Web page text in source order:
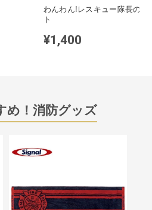
わんわん!レスキュー隊長の防
ト
¥1,400
め！消防グッズ